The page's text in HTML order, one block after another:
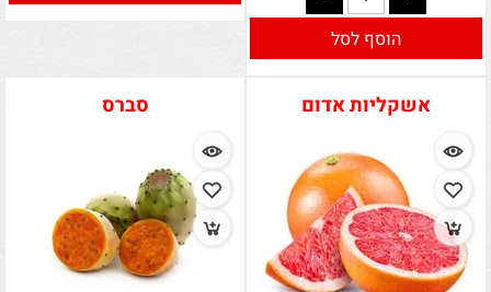
הוסף לסל
אשקליות אדום סברס